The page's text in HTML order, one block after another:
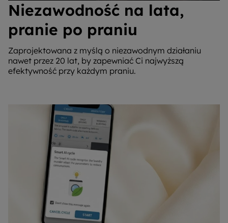
Niezawodność na lata,
pranie po praniu
Zaprojektowana z myślą o niezawodnym działaniu
nawet przez 20 lat, by zapewniać Ci najwyższą
efektywność przy każdym praniu.